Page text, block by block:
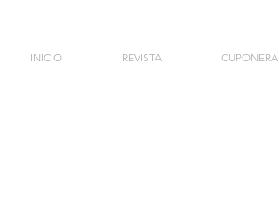
INICIO REVISTA CUPONERA